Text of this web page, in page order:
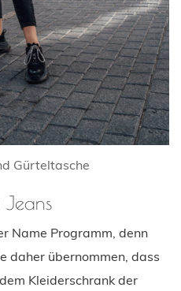
Gürteltasche
Name Programm, denn
daher übernommen, dass
Kleiderschrank der